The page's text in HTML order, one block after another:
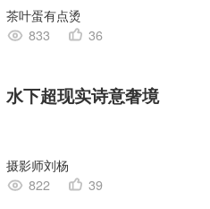
茶叶蛋有点烫
833
36
水下超现实诗意奢境
摄影师刘杨
822
39